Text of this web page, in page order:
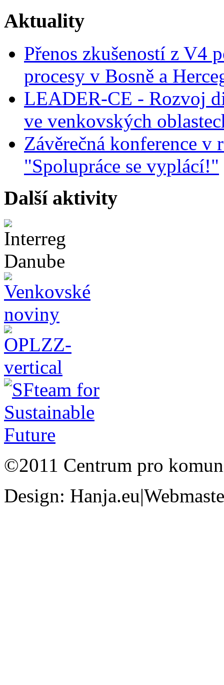
Aktuality
Přenos zkušeností z V4
procesy v Bosně a
LEADER-CE - Rozvoj
ve venkovských
Závěrečná konference v
"Spolupráce se vyplácí!"
Další aktivity
©2011 Centrum pro
Design: